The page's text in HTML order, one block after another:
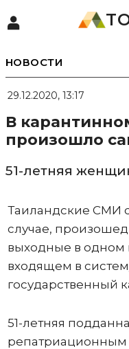
НОВОСТИ
29.12.2020, 13:17
В
произошло
51-летняя
Таиландские СМИ
случае,
выходные в одном
входящем в
государственный
51-летняя